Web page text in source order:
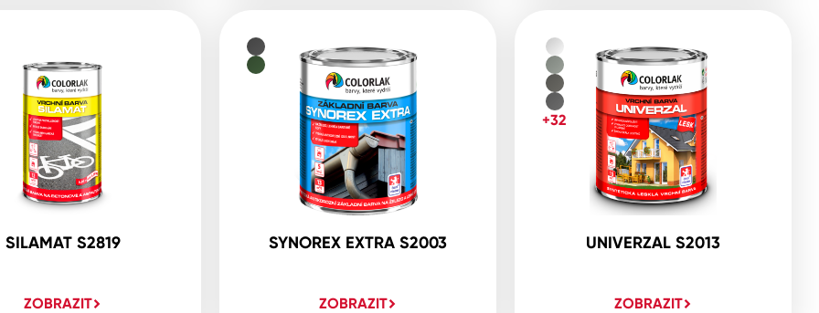
SILAMAT S2819
ZOBRAZIT
SYNOREX EXTRA S2003
ZOBRAZIT
UNIVERZAL S2013
ZOBRAZIT
+32